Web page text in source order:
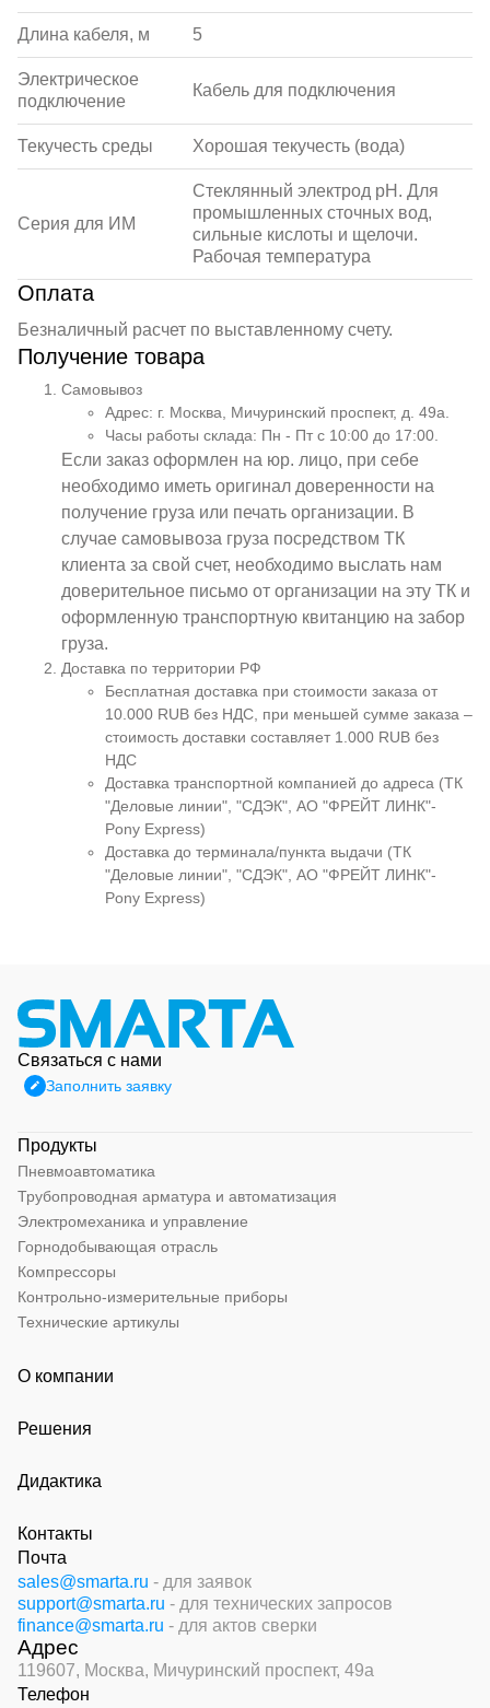
Длина кабеля, м 5
Электрическое
подключение
Кабель для подключения
Текучесть среды Хорошая текучесть (вода)
Серия для ИМ
Стеклянный электрод pH. Для
промышленных сточных вод,
сильные кислоты и щелочи.
Рабочая температура
Оплата
Безналичный расчет по выставленному счету.
Получение товара
Самовывоз
Адрес: г. Москва, Мичуринский проспект, д. 49а.
Часы работы склада: Пн - Пт с 10:00 до 17:00.
Если заказ оформлен на юр. лицо, при себе
необходимо иметь оригинал доверенности на
получение груза или печать организации. В
случае самовывоза груза посредством ТК
клиента за свой счет, необходимо выслать нам
доверительное письмо от организации на эту ТК и
оформленную транспортную квитанцию на забор
груза.
Доставка по территории РФ
Бесплатная доставка при стоимости заказа от
10.000 RUB без НДС, при меньшей сумме заказа –
стоимость доставки составляет 1.000 RUB без
НДС
Доставка транспортной компанией до адреса (ТК
"Деловые линии", "СДЭК", АО "ФРЕЙТ ЛИНК"-
Pony Express)
Доставка до терминала/пункта выдачи (ТК
"Деловые линии", "СДЭК", АО "ФРЕЙТ ЛИНК"-
Pony Express)
Связаться с нами
Заполнить заявку
Продукты
Пневмоавтоматика
Трубопроводная арматура и автоматизация
Электромеханика и управление
Горнодобывающая отрасль
Компрессоры
Контрольно-измерительные приборы
Технические артикулы
О компании
Решения
Дидактика
Контакты
Почта
sales@smarta.ru - для заявок
support@smarta.ru - для технических запросов
finance@smarta.ru - для актов сверки
Адрес
119607, Москва, Мичуринский проспект, 49а
Телефон